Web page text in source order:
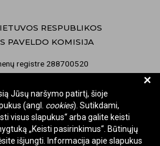
RESPUBLIKOS
PAVELDO KOMISIJA
registre 288700520
+
Jūsų naršymo patirtį, šioje
(angl. cookies). Sutikdami,
visus slapukus“ arba galite keisti
„Keisti pasirinkimus“. Būtinųjų
išjungti. Informacija apie slapukus